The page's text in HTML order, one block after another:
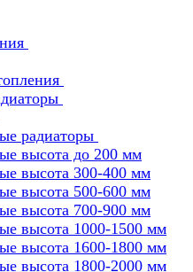
радиаторы
высота до 200 мм
высота 300-400 мм
высота 500-600 мм
высота 700-900 мм
высота 1000-1500 мм
высота 1600-1800 мм
высота 1800-2000 мм